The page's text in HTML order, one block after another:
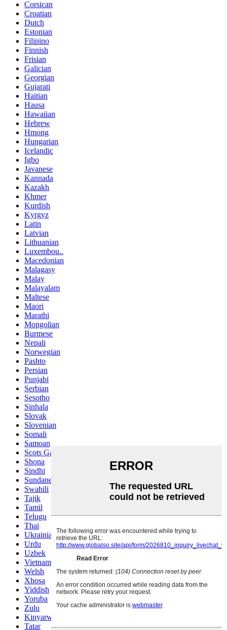
Corsican
Croatian
Dutch
Estonian
Filipino
Finnish
Frisian
Galician
Georgian
Gujarati
Haitian
Hausa
Hawaiian
Hebrew
Hmong
Hungarian
Icelandic
Igbo
Javanese
Kannada
Kazakh
Khmer
Kurdish
Kyrgyz
Latin
Latvian
Lithuanian
Luxembou..
Macedonian
Malagasy
Malay
Malayalam
Maltese
Maori
Marathi
Mongolian
Burmese
Nepali
Norwegian
Pashto
Persian
Punjabi
Serbian
Sesotho
Sinhala
Slovak
Slovenian
Somali
Samoan
Scots Gaelic
Shona
Sindhi
Sundanese
Swahili
Tajik
Tamil
Telugu
Thai
Ukrainian
Urdu
Uzbek
Vietnamese
Welsh
Xhosa
Yiddish
Yoruba
Zulu
Kinyarwanda
Tatar